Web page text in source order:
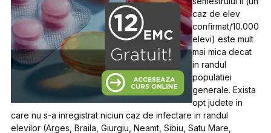
caz de elev
confirmat/10.000
elevi) este mult
mai mica decat
in randul
populatiei
generale. Exista
opt judete in
care nu s-a inregistrat niciun caz de infectare in randul
elevilor (Arges, Braila, Giurgiu, Neamt, Sibiu, Satu Mare,